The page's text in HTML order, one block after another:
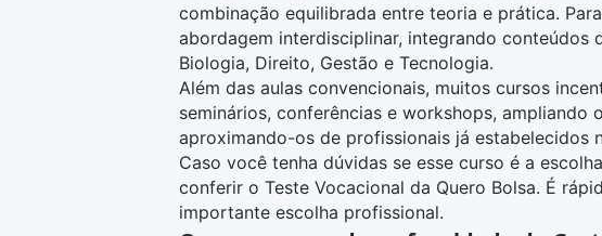
combinação equilibrada entre teoria e prática.
abordagem interdisciplinar, integrando conteúdos
Biologia, Direito, Gestão e Tecnologia.
Além das aulas convencionais, muitos cursos
seminários, conferências e workshops, ampliando
aproximando-os de profissionais já estabelecidos
Caso você tenha dúvidas se esse curso é a
conferir o Teste Vocacional da Quero Bolsa. É
importante escolha profissional.